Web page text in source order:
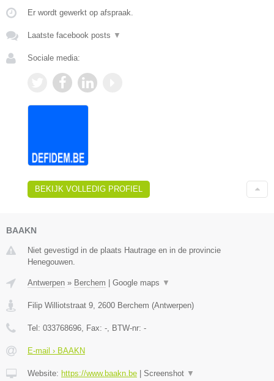
Er wordt gewerkt op afspraak.
Laatste facebook posts ▼
Sociale media:
BEKIJK VOLLEDIG PROFIEL
BAAKN
Niet gevestigd in de plaats Hautrage en in de provincie
Henegouwen.
Antwerpen » Berchem Google maps ▼
Filip Williotstraat 9, 2600 Berchem (Antwerpen)
Tel: 033768696, Fax: -, BTW-nr: -
E-mail › BAAKN
Website: https://www.baakn.be Screenshot ▼